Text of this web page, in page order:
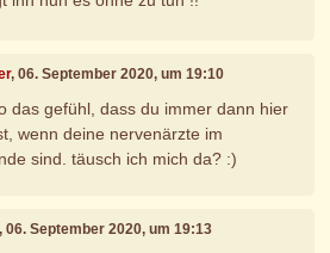
, 06. September 2020, um 19:10
das gefühl, dass du immer dann hier
wenn deine nervenärzte im
sind. täusch ich mich da? :)
, 06. September 2020, um 19:13